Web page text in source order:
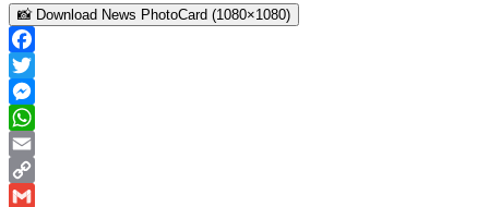
📸 Download News PhotoCard (1080×1080)
Facebook
Twitter
Messenger
WhatsApp
Email
Copy